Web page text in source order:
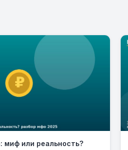
миф или реальность?